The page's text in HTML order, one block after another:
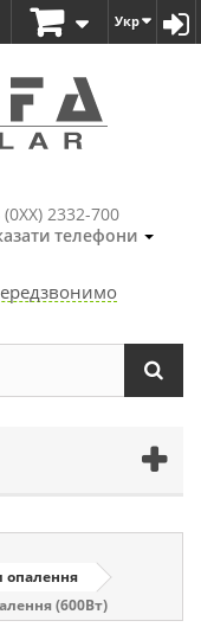
Укр
2332-700
телефони
опалення
(600Вт)